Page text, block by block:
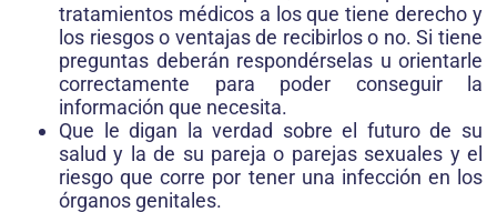
tratamientos médicos a los que tiene derecho y
los riesgos o ventajas de recibirlos o no. Si tie­ne
preguntas deberán respondérselas u orientarle
correctamente para poder conseguir la
información que necesita.
Que le digan la verdad sobre el futuro de su
salud y la de su pareja o parejas sexuales y el
riesgo que corre por tener una infección en los
órganos genitales.